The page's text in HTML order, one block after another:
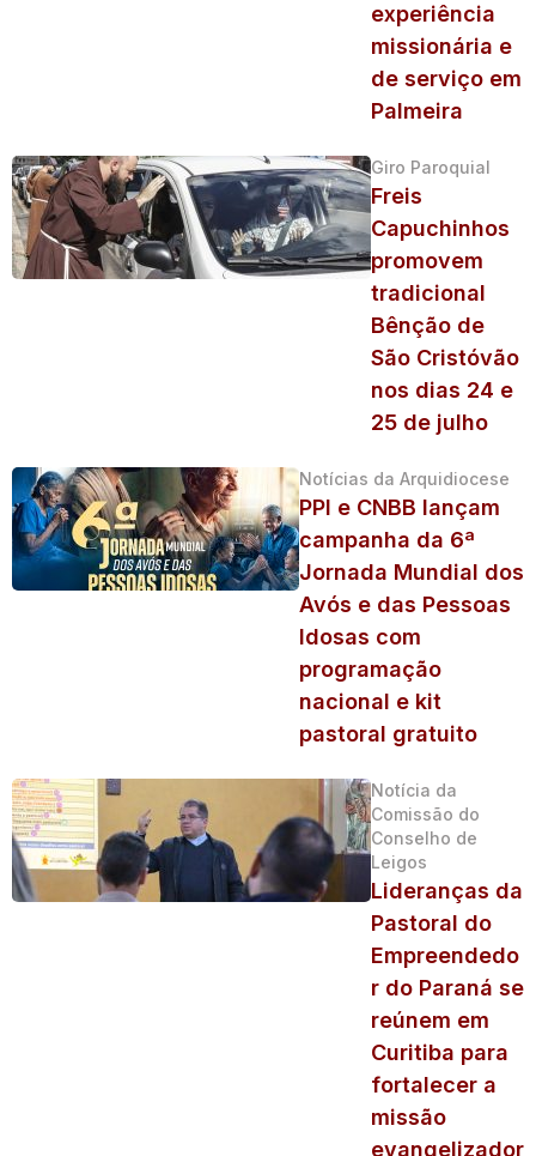
experiência
missionária e
de serviço em
Palmeira
Giro Paroquial
Freis
Capuchinhos
promovem
tradicional
Bênção de
São Cristóvão
nos dias 24 e
25 de julho
Notícias da Arquidiocese
PPI e CNBB lançam
campanha da 6ª
Jornada Mundial dos
Avós e das Pessoas
Idosas com
programação
nacional e kit
pastoral gratuito
Notícia da
Comissão do
Conselho de
Leigos
Lideranças da
Pastoral do
Empreendedo
r do Paraná se
reúnem em
Curitiba para
fortalecer a
missão
evangelizador